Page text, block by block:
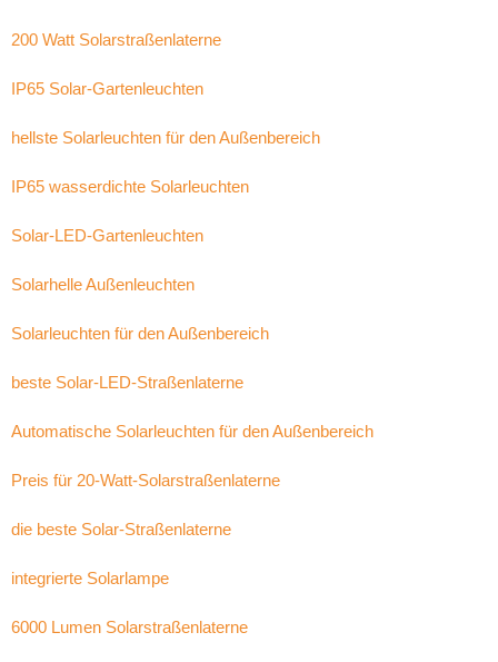
200 Watt Solarstraßenlaterne
IP65 Solar-Gartenleuchten
hellste Solarleuchten für den Außenbereich
IP65 wasserdichte Solarleuchten
Solar-LED-Gartenleuchten
Solarhelle Außenleuchten
Solarleuchten für den Außenbereich
beste Solar-LED-Straßenlaterne
Automatische Solarleuchten für den Außenbereich
Preis für 20-Watt-Solarstraßenlaterne
die beste Solar-Straßenlaterne
integrierte Solarlampe
6000 Lumen Solarstraßenlaterne